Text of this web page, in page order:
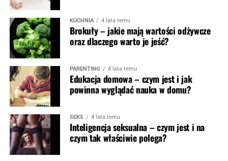
KUCHNIA 4 lata temu
Brokuły – jakie mają wartości odżywcze
oraz dlaczego warto je jeść?
PARENTING 4 lata temu
Edukacja domowa – czym jest i jak
powinna wyglądać nauka w domu?
SEKS 4 lata temu
Inteligencja seksualna – czym jest i na
czym tak właściwie polega?